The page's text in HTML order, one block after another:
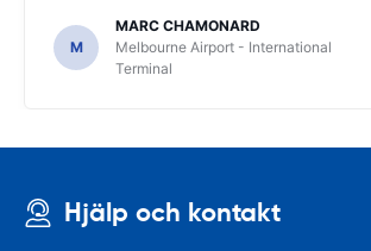
M
MARC CHAMONARD
Melbourne Airport - International
Terminal
Hjälp och kontakt